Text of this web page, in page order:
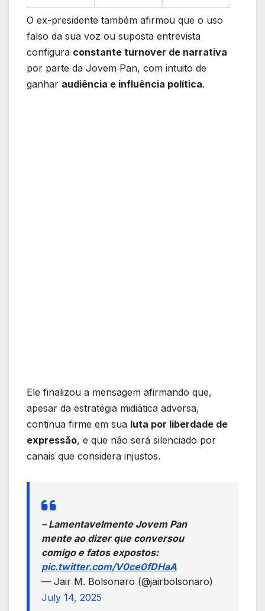
O ex-presidente também afirmou que o uso
falso da sua voz ou suposta entrevista
configura constante turnover de narrativa
por parte da Jovem Pan, com intuito de
ganhar audiência e influência política.
Ele finalizou a mensagem afirmando que,
apesar da estratégia midiática adversa,
continua firme em sua luta por liberdade de
expressão, e que não será silenciado por
canais que considera injustos.
– Lamentavelmente Jovem Pan
mente ao dizer que conversou
comigo e fatos expostos:
pic.twitter.com/V0ce0fDHaA
— Jair M. Bolsonaro (@jairbolsonaro)
July 14, 2025